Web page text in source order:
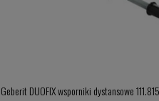
Geberit DUOFIX wsporniki dystansowe